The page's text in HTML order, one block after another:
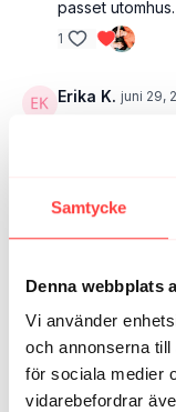
Samtycke
Denna webbplats
Vi använder
och annonserna
för sociala medier
vidarebefordrar
passet utomhus.
1
Erika K. juni 29,
Monica E.
♥️🙏
Ann Kinder H.
❤️🙏
1